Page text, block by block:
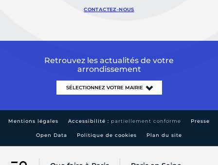
CONTACTEZ-NOUS
Retrouvez les actualités de votre
arrondissement
Mentions légales Accessibilité : partiellement conforme Presse
Open Data Politique de cookies Plan du site